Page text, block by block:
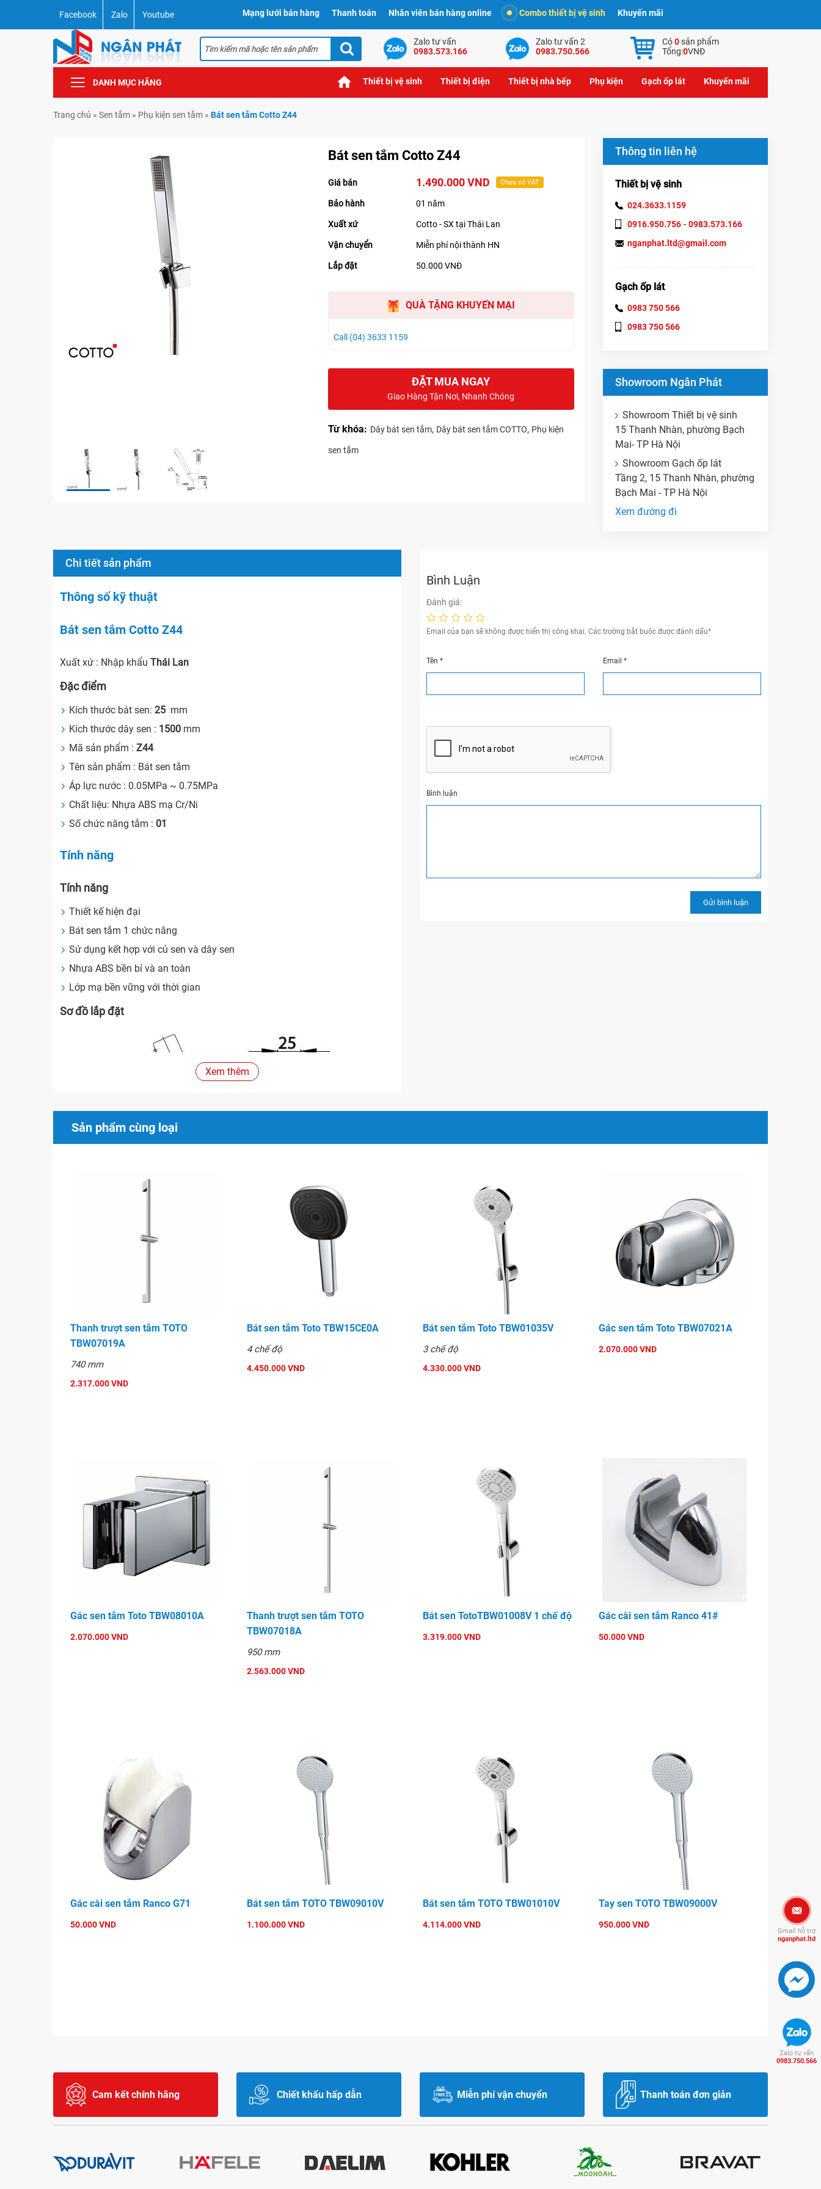
Facebook Zalo Youtube Mạng lưới bán hàng Thanh toán Nhân viên bán hàng online Combo thiết bị vệ sinh Khuyến mãi
Zalo tư vấn
0983.573.166
Zalo tư vấn 2
0983.750.566
Có0sản phẩm
Tổng:0VNĐ
DANH MỤC HÃNG Thiết bị vệ sinh Thiết bị điện Thiết bị nhà bếp Phụ kiện Gạch ốp lát Khuyến mãi
Trang chủ » Sen tắm » Phụ kiện sen tắm » Bát sen tắm Cotto Z44
Bát sen tắm Cotto Z44
Giá bán 1.490.000 VND Chưa có VAT
Bảo hành 01 năm
Xuất xứ Cotto - SX tại Thái Lan
Vận chuyển Miễn phí nội thành HN
Lắp đặt 50.000 VNĐ
QUÀ TẶNG KHUYẾN MẠI
Call (04) 3633 1159
ĐẶT MUA NGAY
Giao Hàng Tận Nơi, Nhanh Chóng
Từ khóa: Dây bát sen tắm, Dây bát sen tắm COTTO, Phụ kiện
sen tắm
Thông tin liên hệ
Thiết bị vệ sinh
024.3633.1159
0916.950.756 - 0983.573.166
nganphat.ltd@gmail.com
Gạch ốp lát
0983 750 566
0983 750 566
Showroom Ngân Phát
Showroom Thiết bị vệ sinh
15 Thanh Nhàn, phường Bạch
Mai- TP Hà Nội
Showroom Gạch ốp lát
Tầng 2, 15 Thanh Nhàn, phường
Bạch Mai - TP Hà Nội
Xem đường đi
Chi tiết sản phẩm
Thông số kỹ thuật
Bát sen tắm Cotto Z44
Xuất xứ : Nhập khẩuThái Lan
Đặc điểm
Kích thước bát sen:25 mm
Kích thước dây sen : 1500 mm
Mã sản phẩm :Z44
Tên sản phẩm : Bát sen tắm
Áp lực nước : 0.05MPa ~ 0.75MPa
Chất liệu: Nhựa ABS mạ Cr/Ni
Số chức năng tắm : 01
Tính năng
Tính năng
Thiết kế hiện đại
Bát sen tắm 1 chức năng
Sử dụng kết hợp với củ sen và dây sen
Nhựa ABS bền bỉ và an toàn
Lớp mạ bền vững với thời gian
Sơ đồ lắp đặt
Bát sen tắm Cotto Z44
Xem thêm
Bình Luận
Đánh giá:
Email của bạn sẽ không được hiển thị công khai. Các trường bắt buộc được đánh dấu*
Tên* Email *
Bình luận
Sản phẩm cùng loại
Thanh trượt sen tắm TOTO
TBW07019A
740 mm
2.317.000 VND
Bát sen tắm Toto TBW15CE0A
4 chế độ
4.450.000 VND
Bát sen tắm Toto TBW01035V
3 chế độ
4.330.000 VND
Gác sen tắm Toto TBW07021A
2.070.000 VND
Gác sen tắm Toto TBW08010A
2.070.000 VND
Thanh trượt sen tắm TOTO
TBW07018A
950 mm
2.563.000 VND
Bát sen TotoTBW01008V 1 chế độ
3.319.000 VND
Gác cài sen tắm Ranco 41#
50.000 VND
Gác cài sen tắm Ranco G71
50.000 VND
Bát sen tắm TOTO TBW09010V
1.100.000 VND
Bát sen tắm TOTO TBW01010V
4.114.000 VND
Tay sen TOTO TBW09000V
950.000 VND
Cam kết chính hãng Chiết khấu hấp dẫn Miễn phí vận chuyển Thanh toán đơn giản
Gmail hỗ trợ
nganphat.ltd
Zalo tư vấn
0983.750.566